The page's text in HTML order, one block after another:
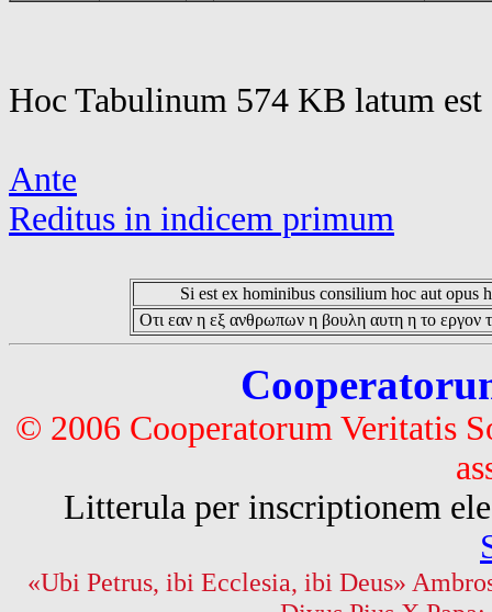
Hoc Tabulinum 574 KB latum
Ante
Reditus in indicem primum
Si est ex hominibus consilium hoc aut opus
Οτι εαν η εξ ανθρωπων η βουλη αυτη η το εργον
© 2006 Cooperatorum Veritatis
Litterula per inscriptionem
«Ubi Petrus, ibi Ecclesia, ibi Deus»